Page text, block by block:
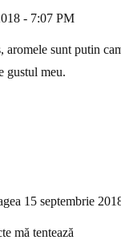
- 7:07 PM
aromele sunt putin
gustul meu.
15 septembrie
mă tentează